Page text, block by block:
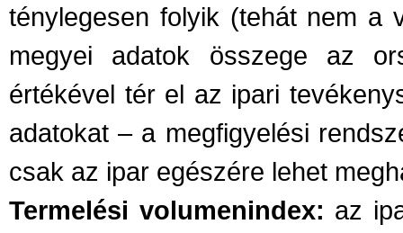
ténylegesen folyik (tehát nem a
megyei adatok összege az
értékével tér el az ipari
adatokat – a megfigyelési
csak az ipar egészére lehet
Termelési volumenindex: az